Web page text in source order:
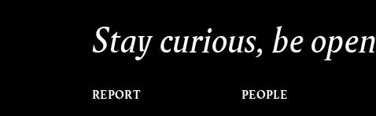
Stay curious, be open
REPORT PEOPLE